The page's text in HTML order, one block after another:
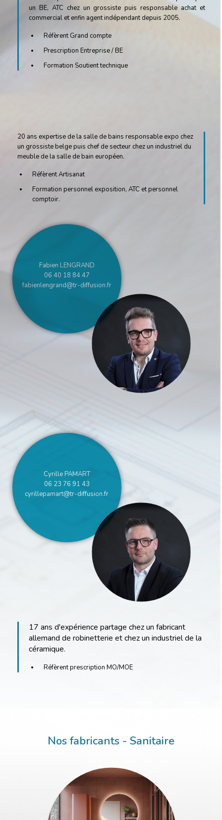
un BE, ATC chez un grossiste puis responsable achat et
commercial et enfin agent indépendant depuis 2005.
Réfèrent Grand compte
Prescription Entreprise / BE
Formation Soutient technique
20 ans expertise de la salle de bains responsable expo chez
un grossiste belge puis chef de secteur chez un industriel du
meuble de la salle de bain européen.
Réfèrent Artisanat
Formation personnel exposition, ATC et personnel
comptoir.
Fabien LENGRAND
06 40 18 84 47
fabienlengrand@tr-diffusion.fr
Cyrille PAMART
06 23 76 91 43
cyrillepamart@tr-diffusion.fr
17 ans d'expérience partage chez un fabricant
allemand de robinetterie et chez un industriel de la
céramique.
Réfèrent prescription MO/MOE
Nos fabricants - Sanitaire